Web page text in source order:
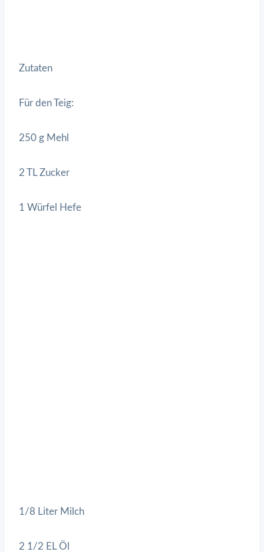
Zutaten
Für den Teig:
250 g Mehl
2 TL Zucker
1 Würfel Hefe
1/8 Liter Milch
2 1/2 EL Öl